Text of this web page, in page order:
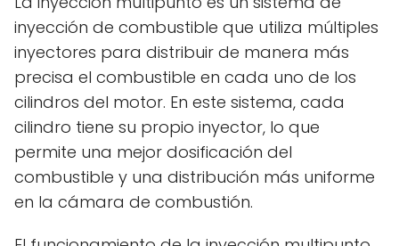
inyección de combustible que utiliza múltiples
inyectores para distribuir de manera más
precisa el combustible en cada uno de los
cilindros del motor. En este sistema, cada
cilindro tiene su propio inyector, lo que
permite una mejor dosificación del
combustible y una distribución más uniforme
en la cámara de combustión.